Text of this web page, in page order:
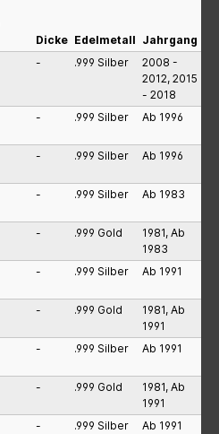
Dicke Edelmetall Jahrgang
- .999 Silber
2008 -
2012, 2015
- 2018
- .999 Silber Ab 1996
- .999 Silber Ab 1996
- .999 Silber Ab 1983
- .999 Gold
1981, Ab
1983
- .999 Silber Ab 1991
- .999 Gold
1981, Ab
1991
- .999 Silber Ab 1991
- .999 Gold
1981, Ab
1991
- .999 Silber Ab 1991